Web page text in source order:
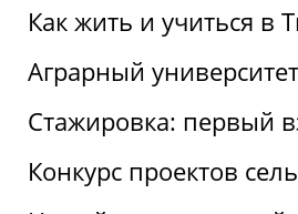
Как жить и учиться в
Аграрный
Стажировка: первый
Конкурс проектов